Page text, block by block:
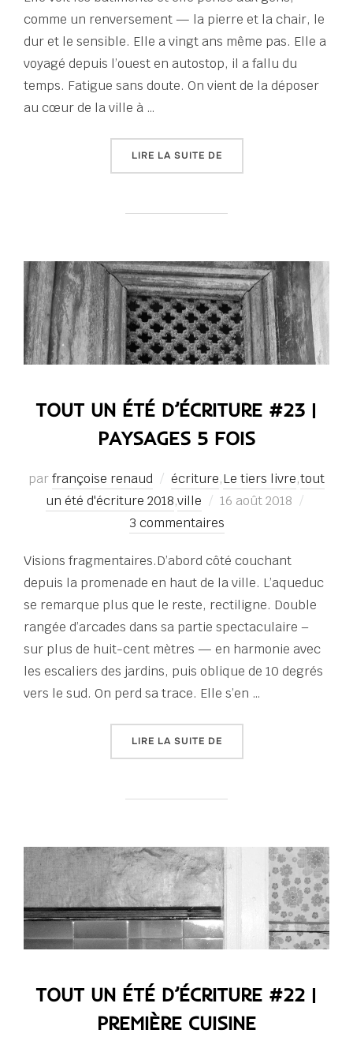
comme un renversement — la pierre et la chair, le
dur et le sensible. Elle a vingt ans même pas. Elle a
voyagé depuis l’ouest en autostop, il a fallu du
temps. Fatigue sans doute. On vient de la déposer
au cœur de la ville à …
LIRE LA SUITE DE« TOUT UN ÉTÉ
TOUT UN ÉTÉ D’ÉCRITURE #23 |
PAYSAGES 5 FOIS
parfrançoise renaud écriture,Le tiers livre,tout
un été d'écriture 2018,ville
Publié
le
16 août 2018
3 commentaires
Visions fragmentaires.D’abord côté couchant
depuis la promenade en haut de la ville. L’aqueduc
se remarque plus que le reste, rectiligne. Double
rangée d’arcades dans sa partie spectaculaire –
sur plus de huit-cent mètres — en harmonie avec
les escaliers des jardins, puis oblique de 10 degrés
vers le sud. On perd sa trace. Elle s’en …
LIRE LA SUITE DE« TOUT UN ÉTÉ
TOUT UN ÉTÉ D’ÉCRITURE #22 |
PREMIÈRE CUISINE